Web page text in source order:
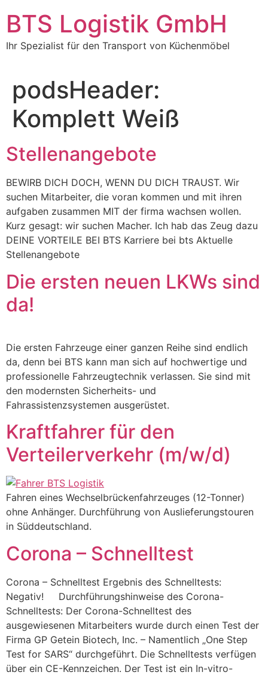
BTS Logistik GmbH
Ihr Spezialist für den Transport von Küchenmöbel
podsHeader:
Komplett Weiß
Stellenangebote
BEWIRB DICH DOCH, WENN DU DICH TRAUST. Wir
suchen Mitarbeiter, die voran kommen und mit ihren
aufgaben zusammen MIT der firma wachsen wollen.
Kurz gesagt: wir suchen Macher. Ich hab das Zeug dazu
DEINE VORTEILE BEI BTS Karriere bei bts Aktuelle
Stellenangebote
Die ersten neuen LKWs sind
da!
Die ersten Fahrzeuge einer ganzen Reihe sind endlich
da, denn bei BTS kann man sich auf hochwertige und
professionelle Fahrzeugtechnik verlassen. Sie sind mit
den modernsten Sicherheits- und
Fahrassistenzsystemen ausgerüstet.
Kraftfahrer für den
Verteilerverkehr (m/w/d)
Fahren eines Wechselbrückenfahrzeuges (12-Tonner)
ohne Anhänger. Durchführung von Auslieferungstouren
in Süddeutschland.
Corona – Schnelltest
Corona – Schnelltest Ergebnis des Schnelltests:
Negativ! Durchführungshinweise des Corona-
Schnelltests: Der Corona-Schnelltest des
ausgewiesenen Mitarbeiters wurde durch einen Test der
Firma GP Getein Biotech, Inc. – Namentlich „One Step
Test for SARS“ durchgeführt. Die Schnelltests verfügen
über ein CE-Kennzeichen. Der Test ist ein In-vitro-